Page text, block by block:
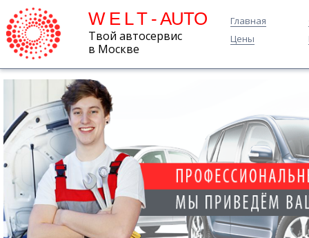
W E L T - AUTO
Твой автосервис
в Москве
Главная
Цены